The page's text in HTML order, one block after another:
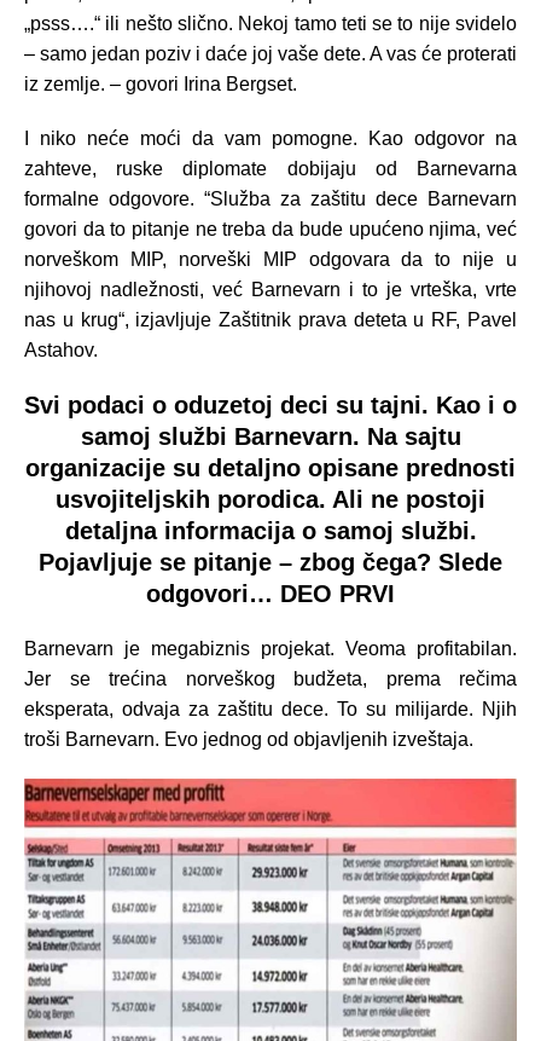
„psss….“ ili nešto slično. Nekoj tamo teti se to nije svidelo
– samo jedan poziv i daće joj vaše dete. A vas će proterati
iz zemlje. – govori Irina Bergset.
I niko neće moći da vam pomogne. Kao odgovor na
zahteve, ruske diplomate dobijaju od Barnevarna
formalne odgovore. “Služba za zaštitu dece Barnevarn
govori da to pitanje ne treba da bude upućeno njima, već
norveškom MIP, norveški MIP odgovara da to nije u
njihovoj nadležnosti, već Barnevarn i to je vrteška, vrte
nas u krug“, izjavljuje Zaštitnik prava deteta u RF, Pavel
Astahov.
Svi podaci o oduzetoj deci su tajni. Kao i o
samoj službi Barnevarn. Na sajtu
organizacije su detaljno opisane prednosti
usvojiteljskih porodica. Ali ne postoji
detaljna informacija o samoj službi.
Pojavljuje se pitanje – zbog čega? Slede
odgovori… DEO PRVI
Barnevarn je megabiznis projekat. Veoma profitabilan.
Jer se trećina norveškog budžeta, prema rečima
eksperata, odvaja za zaštitu dece. To su milijarde. Njih
troši Barnevarn. Evo jednog od objavljenih izveštaja.